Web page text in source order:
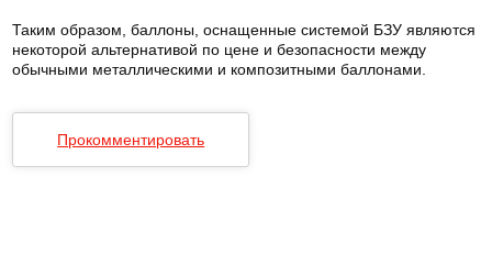
Таким образом, баллоны, оснащенные системой БЗУ являются
некоторой альтернативой по цене и безопасности между
обычными металлическими и композитными баллонами.
Прокомментировать